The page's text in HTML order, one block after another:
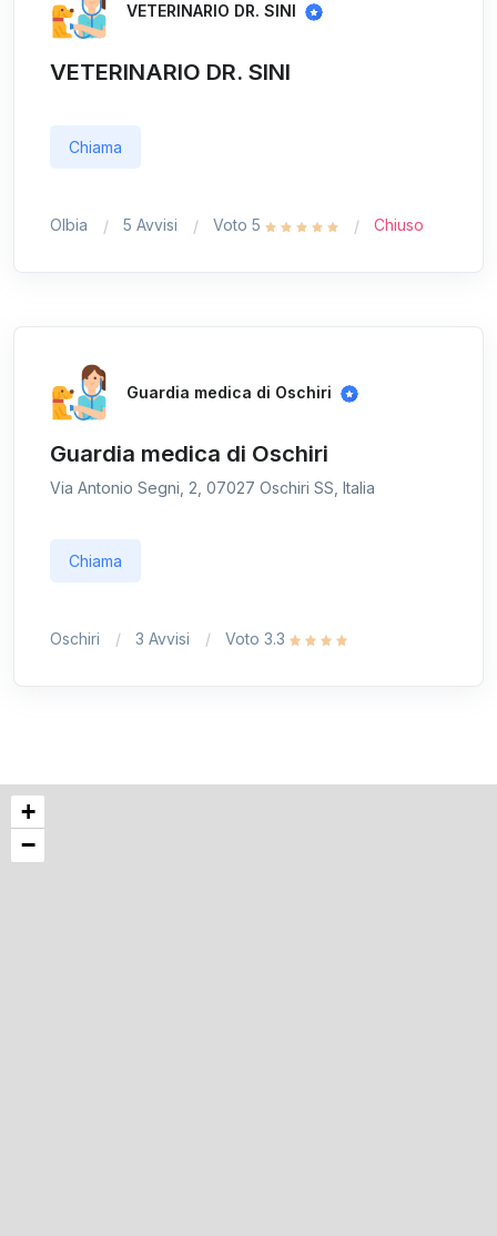
VETERINARIO DR. SINI
VETERINARIO DR. SINI
Chiama
Olbia 5 Avvisi Voto 5 Chiuso
Guardia medica di Oschiri
Guardia medica di Oschiri
Via Antonio Segni, 2, 07027 Oschiri SS, Italia
Chiama
Oschiri 3 Avvisi Voto 3.3
+
−